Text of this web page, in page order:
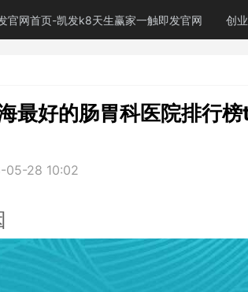
官网首页-凯发k8天生赢家一触即发官网 创
最好的肠胃科医院排行
05-28 10:02